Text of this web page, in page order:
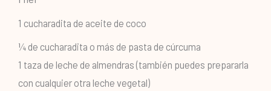
1 cucharadita de aceite de coco
¼ de cucharadita o más de pasta de cúrcuma
1 taza de leche de almendras (también puedes prepararla
con cualquier otra leche vegetal)